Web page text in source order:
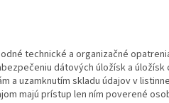
technické a organizačné
dátových úložísk a
a uzamknutím skladu údajov v
majú prístup len ním poverené